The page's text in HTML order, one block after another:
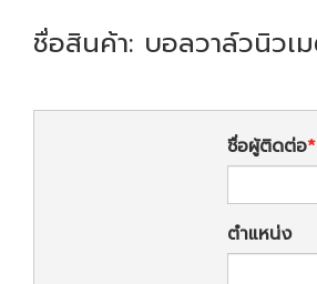
ชื่อสินค้า: บอลวาล์วนิวเ
ชื่อผู้ติดต่อ
ตำแหน่ง